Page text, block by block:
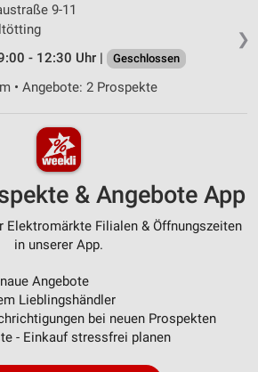
❯
9-11
- 12:30 Uhr |
Geschlossen
• Angebote: 2 Prospekte
& Angebote App
Elektromärkte Filialen & Öffnungszeiten
in unserer App.
Angebote
Lieblingshändler
bei neuen Prospekten
- Einkauf stressfrei planen